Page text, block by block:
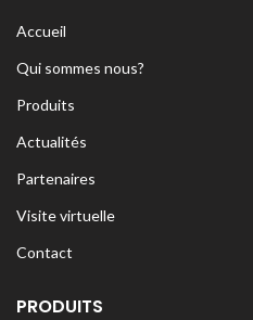
Accueil
Qui sommes nous?
Produits
Actualités
Partenaires
Visite virtuelle
Contact
PRODUITS